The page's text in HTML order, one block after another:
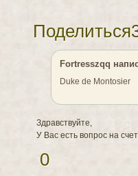
Поделиться
Fortresszqq
Duke de Montosier
Здравствуйте,
У Вас есть вопрос на
0